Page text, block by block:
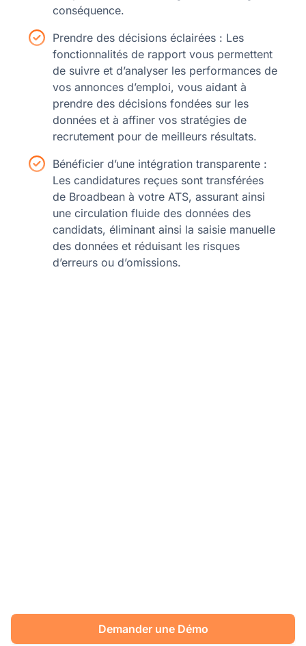
conséquence.
Prendre des décisions éclairées : Les
fonctionnalités de rapport vous permettent
de suivre et d’analyser les performances de
vos annonces d’emploi, vous aidant à
prendre des décisions fondées sur les
données et à affiner vos stratégies de
recrutement pour de meilleurs résultats.
Bénéficier d’une intégration transparente :
Les candidatures reçues sont transférées
de Broadbean à votre ATS, assurant ainsi
une circulation fluide des données des
candidats, éliminant ainsi la saisie manuelle
des données et réduisant les risques
d’erreurs ou d’omissions.
Demander une Démo